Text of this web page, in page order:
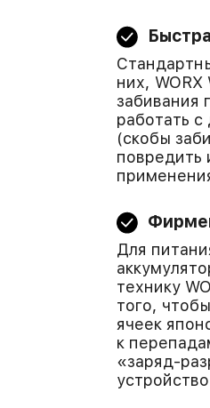
них,
забивания
работать
(скобы
повредить
Для
технику
того,
ячеек
к
«заряд-